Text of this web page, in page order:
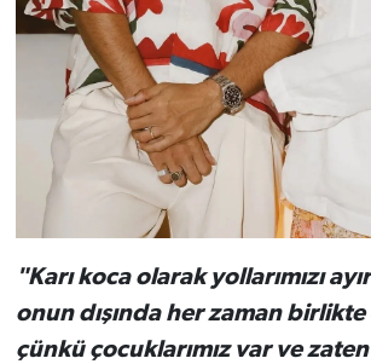
"Karı koca olarak yollarımızı
onun dışında her zaman birlikte
çünkü çocuklarımız var ve